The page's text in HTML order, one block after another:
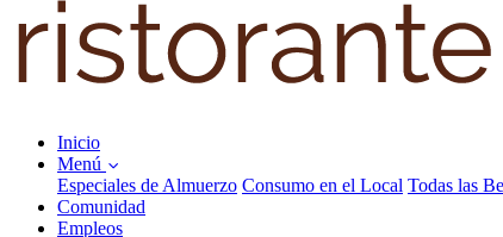
Inicio
Menú
Especiales de Almuerzo Consumo en el Local Todas las
Comunidad
Empleos